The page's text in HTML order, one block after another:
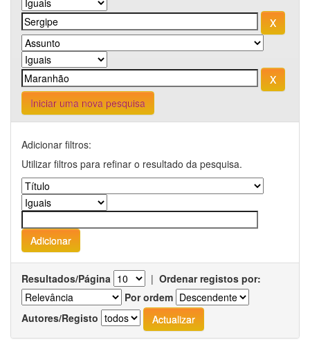
Iniciar uma nova pesquisa
Adicionar filtros:
Utilizar filtros para refinar o resultado da pesquisa.
Resultados/Página | Ordenar registos por:
Por ordem
Autores/Registo